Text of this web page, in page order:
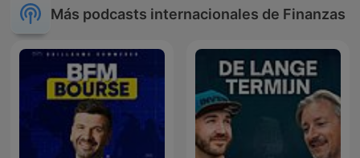
Más podcasts internacionales de Finanzas